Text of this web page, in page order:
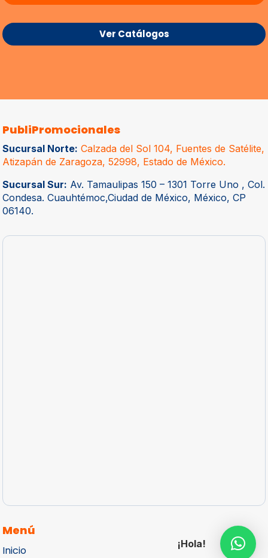
Ver Catálogos
PubliPromocionales
Sucursal Norte: Calzada del Sol 104, Fuentes de Satélite,
Atizapán de Zaragoza, 52998, Estado de México.
Sucursal Sur: Av. Tamaulipas 150 – 1301 Torre Uno , Col.
Condesa. Cuauhtémoc,Ciudad de México, México, CP
06140.
Menú
Inicio
¡Hola!